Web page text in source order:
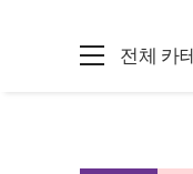
전체 카